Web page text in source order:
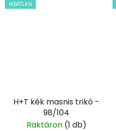
HIBÁTLAN
H+T kék masnis trikó -
98/104
Raktáron (1 db)